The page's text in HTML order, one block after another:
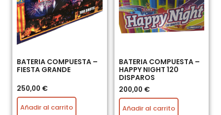
BATERIA COMPUESTA –
FIESTA GRANDE
250,00 €
Añadir al carrito
BATERIA COMPUESTA –
HAPPY NIGHT 120
DISPAROS
200,00 €
Añadir al carrito